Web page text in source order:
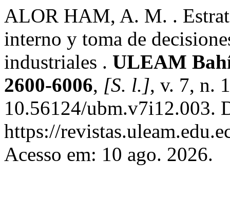
ALOR HAM, A. M. .
interno y toma de
industriales . ULEAM
2600-6006, [S. l.], v. 7, n.
10.56124/ubm.v7i12.003.
https://
Acesso em: 10 ago. 2026.